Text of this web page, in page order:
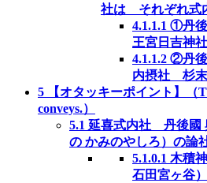
社は それぞれ式
4.1.1.1 ①丹後
王宮日吉神社
4.1.1.2 ②丹後
内摂社 杉末
5 【オタッキーポイント】（
conveys.）
5.1 延喜式内社 丹後國
の かみのやしろ）の論
5.1.0.1 木積
石田宮ヶ谷